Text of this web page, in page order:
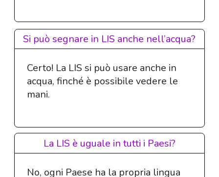
Si può segnare in LIS anche nell’acqua?
Certo! La LIS si può usare anche in
acqua, finché è possibile vedere le
mani.
La LIS è uguale in tutti i Paesi?
No, ogni Paese ha la propria lingua